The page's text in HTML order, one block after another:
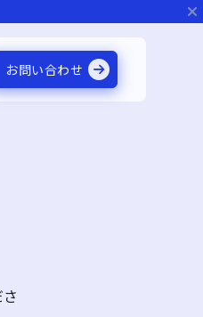
お問い合わせ